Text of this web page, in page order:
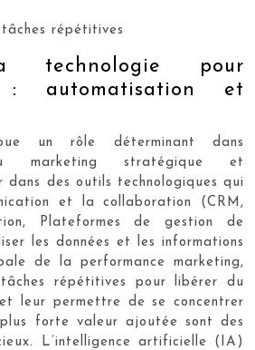
répétitives
technologie pour
: automatisation et
un rôle déterminant dans
marketing stratégique et
dans des outils technologiques qui
et la collaboration (CRM,
Plateformes de gestion de
les données et les informations
de la performance marketing,
répétitives pour libérer du
leur permettre de se concentrer
forte valeur ajoutée sont des
L’intelligence artificielle (IA)